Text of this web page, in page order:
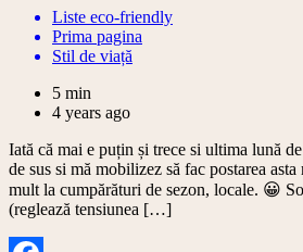
Liste eco-friendly
Prima pagina
Stil de viață
5 min
4 years ago
Iată că mai e puțin și trece si ultima lună
de sus si mă mobilizez să fac postarea
mult la cumpărături de sezon, locale. 😀
(reglează tensiunea […]